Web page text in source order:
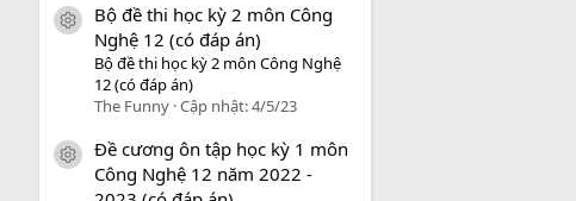
icon tài liệu
Bộ đề thi học kỳ 2 môn Công
Nghệ 12 (có đáp án)
Bộ đề thi học kỳ 2 môn Công Nghệ
12 (có đáp án)
The Funny Cập nhật:4/5/23
icon tài liệu
Đề cương ôn tập học kỳ 1 môn
Công Nghệ 12 năm 2022 -